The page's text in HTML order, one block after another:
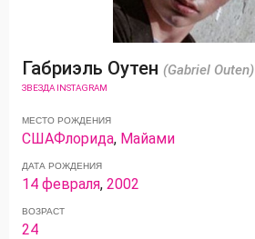
Габриэль Оутен (Gabriel Outen)
ЗВЕЗДА INSTAGRAM
МЕСТО РОЖДЕНИЯ
СШАФлорида, Майами
ДАТА РОЖДЕНИЯ
14 февраля,2002
ВОЗРАСТ
24